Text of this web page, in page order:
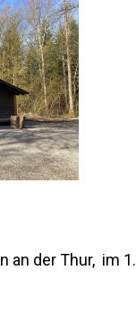
an der Thur, im 1.